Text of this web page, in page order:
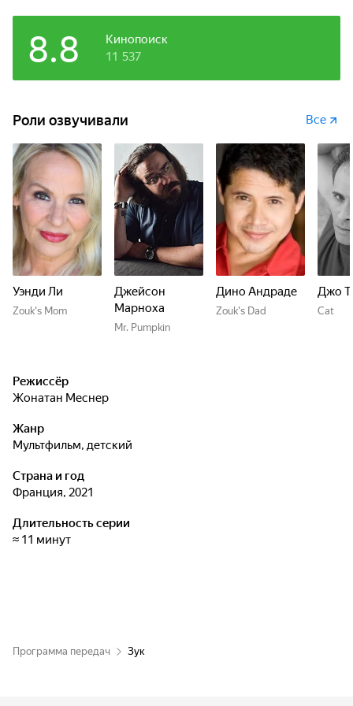
Кинопоиск
8.8 11 537
Роли озвучивали Все
Уэнди Ли
Zouk's Mom
Джейсон
Марноха
Mr. Pumpkin
Дино Андраде
Zouk's Dad
Джо
Cat
Режиссёр
Жонатан Меснер
Жанр
мультфильм, детский
Страна и год
Франция, 2021
Длительность серии
≈ 11 минут
Программа передач Зук